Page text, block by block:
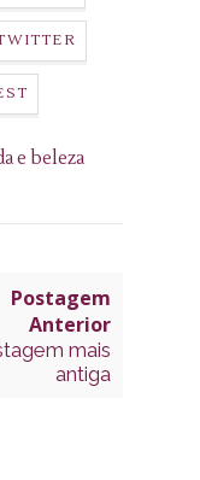
e beleza
Postagem
Anterior
mais
antiga